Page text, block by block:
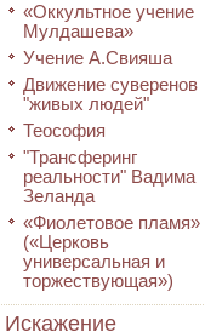
«Оккультное учение
Мулдашева»
Учение А.Свияша
Движение суверенов
"живых людей"
Теософия
"Трансферинг
реальности" Вадима
Зеланда
«Фиолетовое пламя»
(«Церковь
универсальная и
торжествующая»)
Искажение